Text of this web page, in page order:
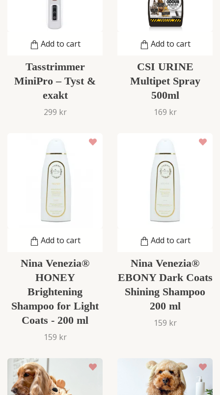
Add to cart
Tasstrimmer
MiniPro – Tyst &
exakt
299 kr
Add to cart
CSI URINE
Multipet Spray
500ml
169 kr
Add to cart
Nina Venezia®
HONEY
Brightening
Shampoo for Light
Coats - 200 ml
159 kr
Add to cart
Nina Venezia®
EBONY Dark Coats
Shining Shampoo
200 ml
159 kr